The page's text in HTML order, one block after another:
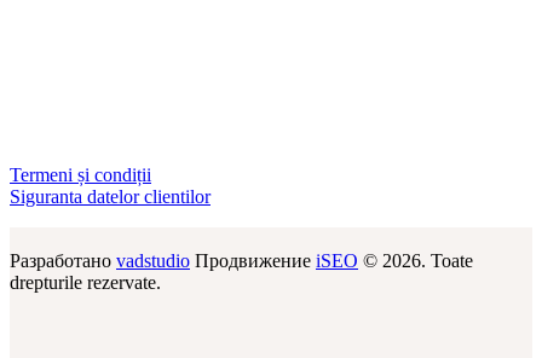
Termeni și condiții
Siguranta datelor clientilor
Разработано vadstudio Продвижение iSEO © 2026. Toate
drepturile rezervate.